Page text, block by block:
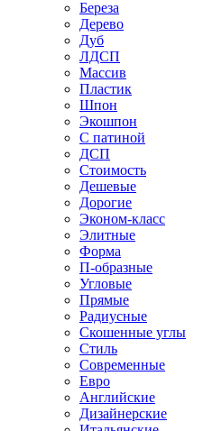
Береза
Дерево
Дуб
ЛДСП
Массив
Пластик
Шпон
Экошпон
С патиной
ДСП
Стоимость
Дешевые
Дорогие
Эконом-класс
Элитные
Форма
П-образные
Угловые
Прямые
Радиусные
Скошенные углы
Стиль
Современные
Евро
Английские
Дизайнерские